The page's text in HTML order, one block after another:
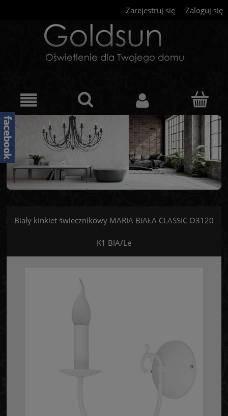
Zarejestruj się Zaloguj się
Biały kinkiet świecznikowy MARIA BIAŁA CLASSIC O3120
K1 BIA/Le